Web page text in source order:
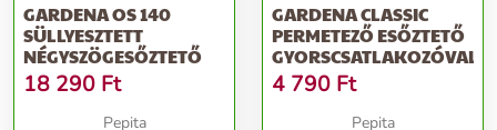
GARDENA OS 140
SÜLLYESZTETT
NÉGYSZÖGESŐZTETŐ
18 290 Ft
Pepita
GARDENA CLASSIC
PERMETEZŐ ESŐZTETŐ
GYORSCSATLAKOZÓVAL
4 790 Ft
Pepita